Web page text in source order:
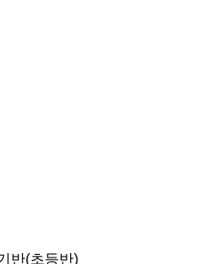
반(초등반)